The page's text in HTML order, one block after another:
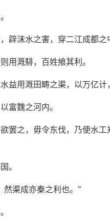
辟沫水之害，穿二江成都之
用溉騑，百姓飨其利。
益用溉田畴之渠，以万亿计
富魏之河内。
罢之，毋令东伐，乃使水
。
然渠成亦秦之利也。"